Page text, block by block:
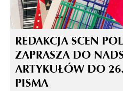
REDAKCJA SCEN
ZAPRASZA DO
ARTYKUŁÓW DO
PISMA